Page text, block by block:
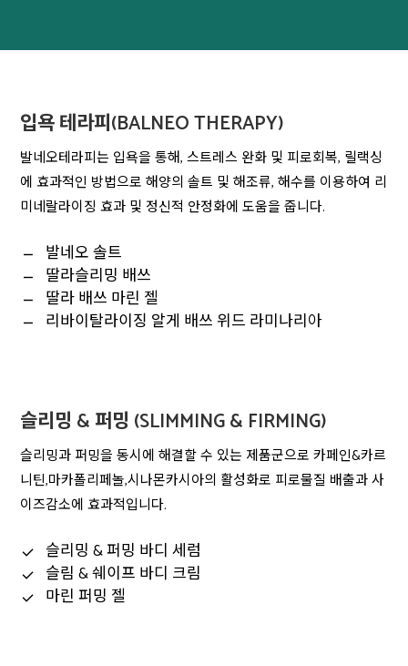
입욕 테라피(BALNEO THERAPY)
발네오테라피는 입욕을 통해, 스트레스 완화 및 피로회복, 릴랙싱
에 효과적인 방법으로 해양의 솔트 및 해조류, 해수를 이용하여 리
미네랄라이징 효과 및 정신적 안정화에 도움을 줍니다.
발네오 솔트
딸라슬리밍 배쓰
딸라 배쓰 마린 젤
리바이탈라이징 알게 배쓰 위드 라미나리아
슬리밍 & 퍼밍 (SLIMMING & FIRMING)
슬리밍과 퍼밍을 동시에 해결할 수 있는 제품군으로 카페인&카르
니틴,마카폴리페놀,시나몬카시아의 활성화로 피로물질 배출과 사
이즈감소에 효과적입니다.
슬리밍 & 퍼밍 바디 세럼
슬림 & 쉐이프 바디 크림
마린 퍼밍 젤